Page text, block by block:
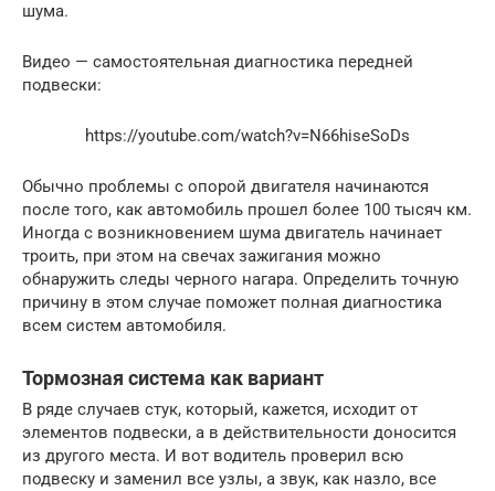
шума.
Видео — самостоятельная диагностика передней
подвески:
https://youtube.com/watch?v=N66hiseSoDs
Обычно проблемы с опорой двигателя начинаются
после того, как автомобиль прошел более 100 тысяч км.
Иногда с возникновением шума двигатель начинает
троить, при этом на свечах зажигания можно
обнаружить следы черного нагара. Определить точную
причину в этом случае поможет полная диагностика
всем систем автомобиля.
Тормозная система как вариант
В ряде случаев стук, который, кажется, исходит от
элементов подвески, а в действительности доносится
из другого места. И вот водитель проверил всю
подвеску и заменил все узлы, а звук, как назло, все